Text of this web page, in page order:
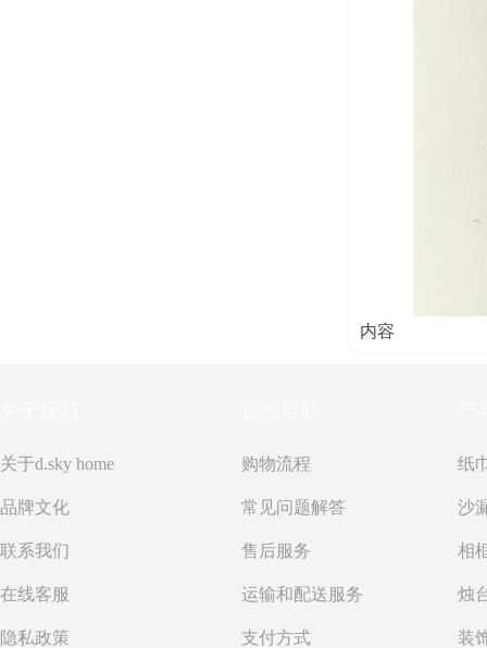
内容
关于d.sky home
品牌文化
联系我们
在线客服
隐私政策
购物流程
常见问题解答
售后服务
运输和配送服务
支付方式
纸
沙